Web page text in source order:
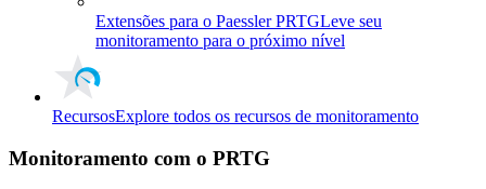
Extensões para o Paessler PRTGLeve seu
monitoramento para o próximo nível
RecursosExplore todos os recursos de monitoramento
Monitoramento com o PRTG